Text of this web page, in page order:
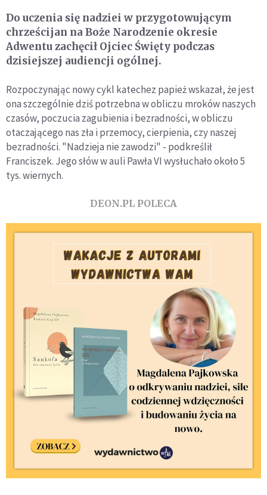
Do uczenia się nadziei w przygotowującym
chrześcijan na Boże Narodzenie okresie
Adwentu zachęcił Ojciec Święty podczas
dzisiejszej audiencji ogólnej.
Rozpoczynając nowy cykl katechez papież wskazał, że jest
ona szczególnie dziś potrzebna w obliczu mroków naszych
czasów, poczucia zagubienia i bezradności, w obliczu
otaczającego nas zła i przemocy, cierpienia, czy naszej
bezradności. "Nadzieja nie zawodzi" - podkreślił
Franciszek. Jego słów w auli Pawła VI wysłuchało około 5
tys. wiernych.
DEON.PL POLECA